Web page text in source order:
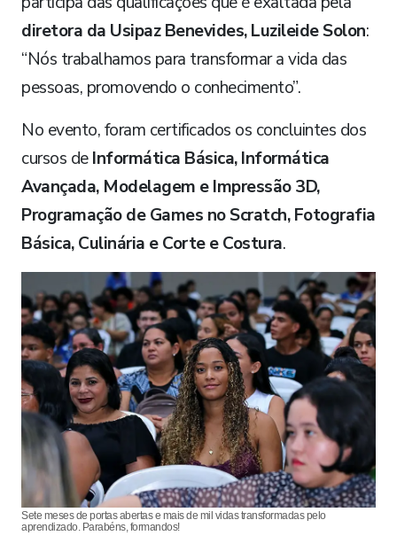
diretora da Usipaz Benevides,Luzileide Solon:
“Nós trabalhamos para transformar a vida das
pessoas, promovendo o conhecimento”.
No evento, foram certificados os concluintes dos
cursos deInformática Básica,Informática
Avançada, Modelagem e Impressão 3D,
Programação de Games noScratch, Fotografia
Básica, Culinária e Corte e Costura.
Sete meses de portas abertas e mais de mil vidas transformadas pelo
aprendizado. Parabéns, formandos!